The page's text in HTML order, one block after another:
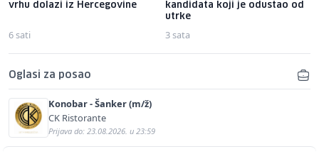
vrhu dolazi iz Hercegovine
6 sati
kandidata koji je odustao od
utrke
3 sata
Oglasi za posao
Konobar - Šanker (m/ž)
CK Ristorante
Prijava do: 23.08.2026. u 23:59